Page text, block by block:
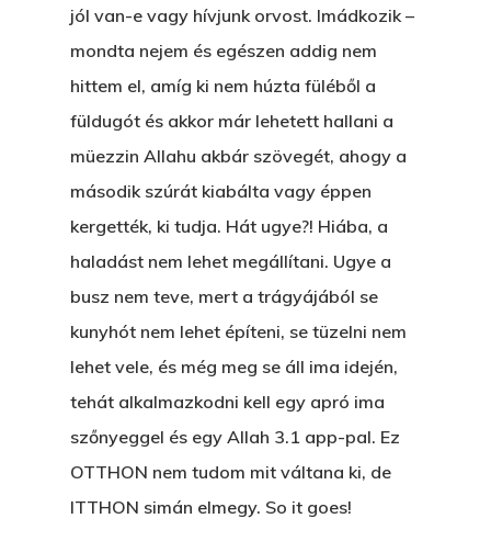
jól van-e vagy hívjunk orvost. Imádkozik –
mondta nejem és egészen addig nem
hittem el, amíg ki nem húzta füléből a
füldugót és akkor már lehetett hallani a
müezzin Allahu akbár szövegét, ahogy a
második szúrát kiabálta vagy éppen
kergették, ki tudja. Hát ugye?! Hiába, a
haladást nem lehet megállítani. Ugye a
busz nem teve, mert a trágyájából se
kunyhót nem lehet építeni, se tüzelni nem
lehet vele, és még meg se áll ima idején,
tehát alkalmazkodni kell egy apró ima
szőnyeggel és egy Allah 3.1 app-pal. Ez
OTTHON nem tudom mit váltana ki, de
ITTHON simán elmegy. So it goes!